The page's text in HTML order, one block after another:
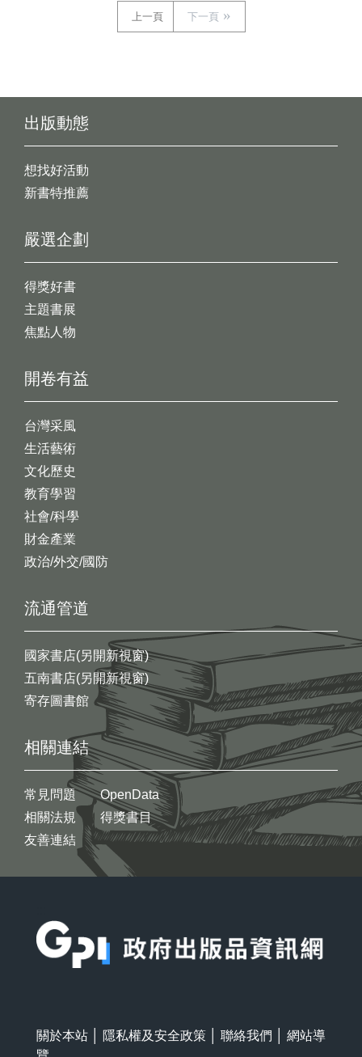
上一頁 下一頁
出版動態
想找好活動
新書特推薦
開卷有益
台灣采風
生活藝術
文化歷史
教育學習
社會/科學
財金產業
政治/外交/國防
嚴選企劃
得獎好書
主題書展
焦點人物
流通管道
國家書店(另開新視窗)
五南書店(另開新視窗)
寄存圖書館
相關連結
常見問題
相關法規
友善連結
OpenData
得獎書目
關於本站 隱私權及安全政策 聯絡我們
網站導